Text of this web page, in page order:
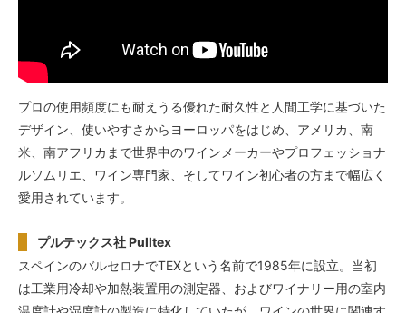
プロの使用頻度にも耐えうる優れた耐久性と人間工学に基づいた
デザイン、使いやすさからヨーロッパをはじめ、アメリカ、南
米、南アフリカまで世界中のワインメーカーやプロフェッショナ
ルソムリエ、ワイン専門家、そしてワイン初心者の方まで幅広く
愛用されています。
プルテックス社 Pulltex
スペインのバルセロナでTEXという名前で1985年に設立。当初
は工業用冷却や加熱装置用の測定器、およびワイナリー用の室内